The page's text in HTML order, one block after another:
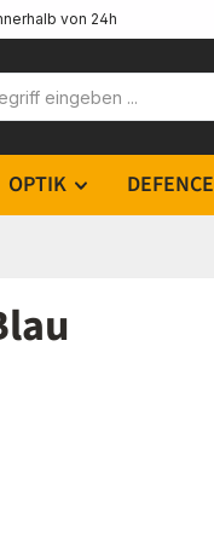
von 24h
OPTIK DEFENCE